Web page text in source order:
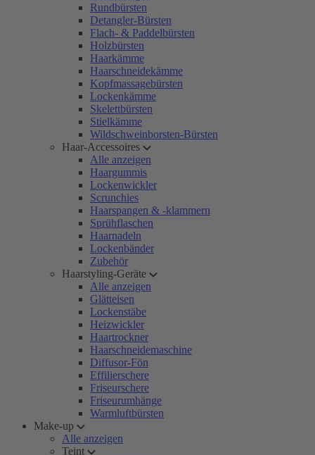
Rundbürsten
Detangler-Bürsten
Flach- & Paddelbürsten
Holzbürsten
Haarkämme
Haarschneidekämme
Kopfmassagebürsten
Lockenkämme
Skelettbürsten
Stielkämme
Wildschweinborsten-Bürsten
Haar-Accessoires
Alle anzeigen
Haargummis
Lockenwickler
Scrunchies
Haarspangen & -klammern
Sprühflaschen
Haarnadeln
Lockenbänder
Zubehör
Haarstyling-Geräte
Alle anzeigen
Glätteisen
Lockenstäbe
Heizwickler
Haartrockner
Haarschneidemaschine
Diffusor-Fön
Effilierschere
Friseurschere
Friseurumhänge
Warmluftbürsten
Make-up
Alle anzeigen
Teint